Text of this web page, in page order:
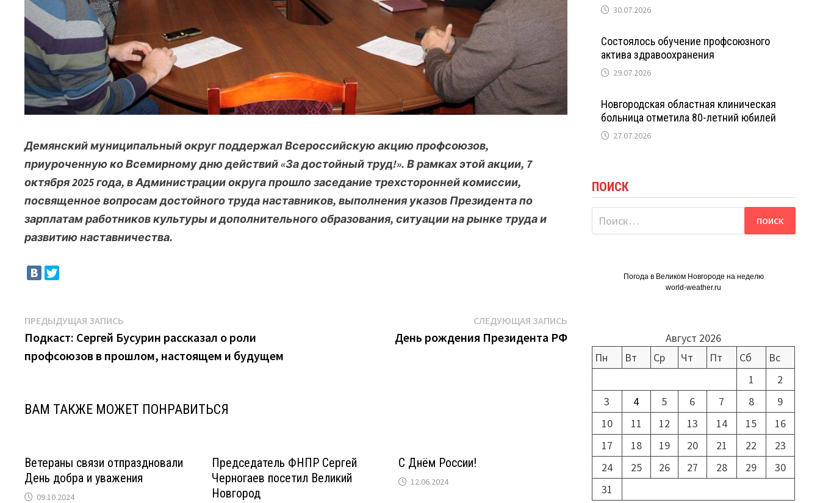
Демянский муниципальный округ поддержал Всероссийскую акцию профсоюзов,
приуроченную ко Всемирному дню действий «За достойный труд!». В рамках этой акции, 7
октября 2025 года, в Администрации округа прошло заседание трехсторонней комиссии,
посвященное вопросам достойного труда наставников, выполнения указов Президента по
зарплатам работников культуры и дополнительного образования, ситуации на рынке труда и
развитию наставничества.
Навигация
по
записям
ПРЕДЫДУЩАЯ ЗАПИСЬ
запись:
Подкаст: Сергей Бусурин рассказал о роли
профсоюзов в прошлом, настоящем и будущем
СЛЕДУЮЩАЯ ЗАПИСЬСледующая
запись:
День рождения Президента РФ
ВАМ ТАКЖЕ МОЖЕТ ПОНРАВИТЬСЯ
Ветераны связи отпраздновали
День добра и уважения
09.10.2024
Председатель ФНПР Сергей
Черногаев посетил Великий
Новгород
С Днём России!
12.06.2024
30.07.2026
Состоялось обучение профсоюзного
актива здравоохранения
29.07.2026
Новгородская областная клиническая
больница отметила 80-летний юбилей
27.07.2026
ПОИСК
Найти:
Погода в Великом Новгороде на неделю
world-weather.ru
Август 2026
Пн
Вт Ср Чт Пт Сб
Вс
1
2
3
4 5 6 7 8
9
10
11 12 13 14 15
16
17
18 19 20 21 22
23
24
25 26 27 28 29
30
31